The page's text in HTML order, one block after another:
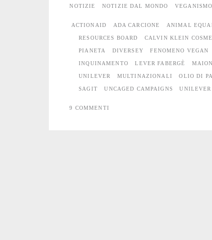
maionese
vegana
di
Unilever
NOTIZIE NOTIZIE DAL MONDO VEGANISMO
ACTIONAID ADA CARCIONE ANIMAL
RESOURCES BOARD CALVIN KLEIN
PIANETA DIVERSEY FENOMENO VEGAN
INQUINAMENTO LEVER FABERGÈ
UNILEVER MULTINAZIONALI OLIO DI
SAGIT UNCAGED CAMPAIGNS UNILEVER
9 COMMENTI